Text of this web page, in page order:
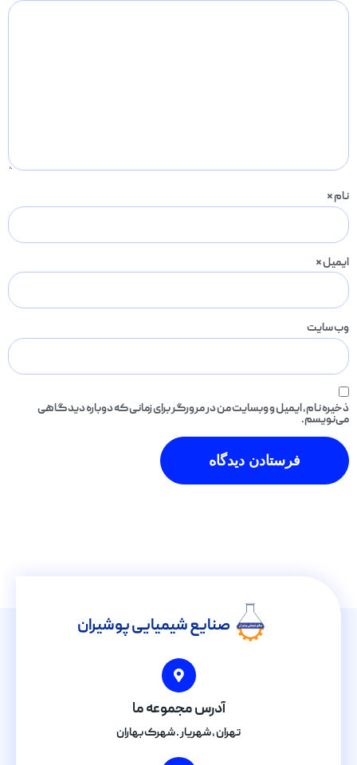
نام*
ایمیل*
وب‌ سایت
ذخیره نام، ایمیل و وبسایت من در مرورگر برای زمانی که دوباره دیدگاهی
می‌نویسم.
صنایع شیمیایی پوشیران
آدرس مجموعه ما
تهران , شهریار . شهرک بهاران